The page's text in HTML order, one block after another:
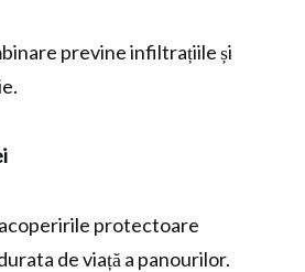
previne infiltrațiile și
acoperirile protectoare
de viață a panourilor.